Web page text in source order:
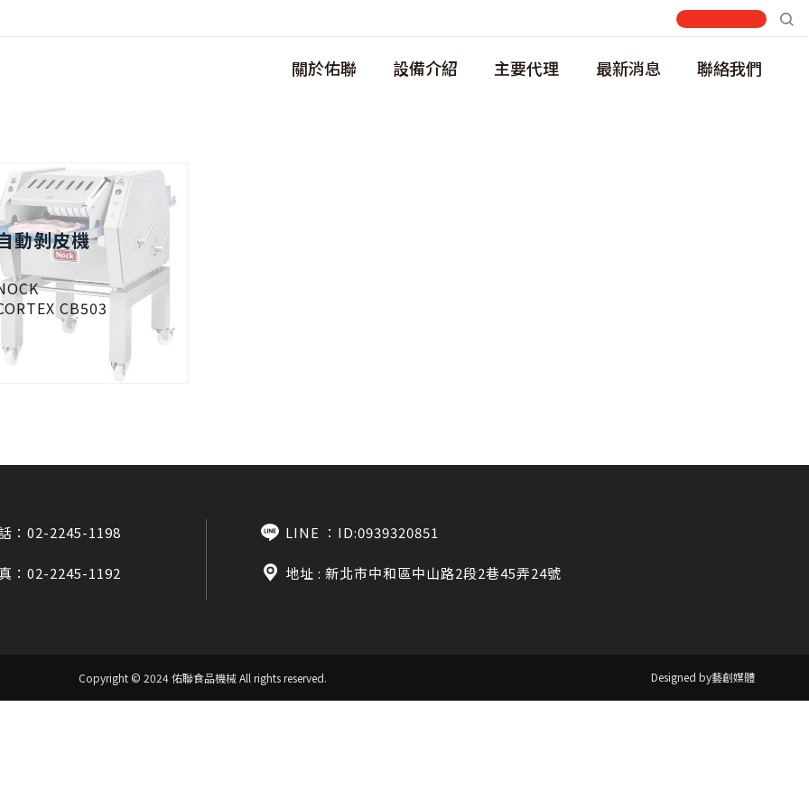
關於佑聯 設備介紹 主要代理 最新消息 聯絡我們
動剝皮機
CB503
： 02-2245-1198
：02-2245-1192
LINE ： ID:0939320851
地址 : 新北市中和區中山路2段2巷45弄24號
Copyright © 2024 佑聯食品機械All rights reserved. Designed by藝創媒體